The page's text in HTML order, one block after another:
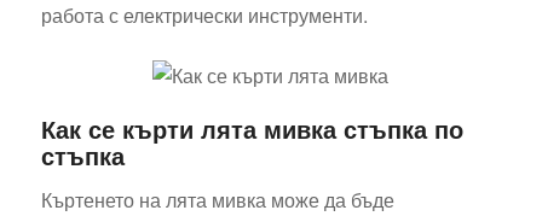
работа с електрически инструменти.
Как се кърти лята мивка стъпка по
стъпка
Къртенето на лята мивка може да бъде